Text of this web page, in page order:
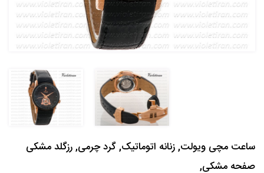
ساعت مچی ویولت, زنانه اتوماتیک, گرد چرمی, رزگلد مشکی
صفحه مشکی,